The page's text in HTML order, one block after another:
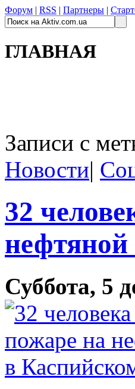
Форум | RSS | Партнеры |
ГЛАВНАЯ
Записи с
Новости|
32
Суббота, 5